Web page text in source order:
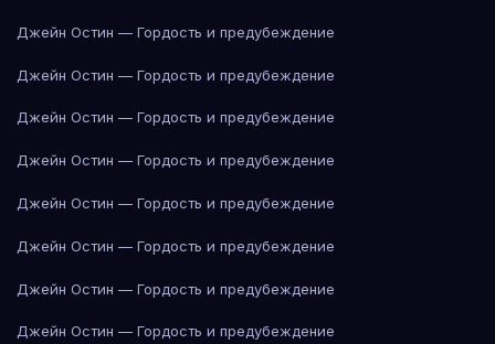
Джейн Остин — Гордость и предубеждение
Джейн Остин — Гордость и предубеждение
Джейн Остин — Гордость и предубеждение
Джейн Остин — Гордость и предубеждение
Джейн Остин — Гордость и предубеждение
Джейн Остин — Гордость и предубеждение
Джейн Остин — Гордость и предубеждение
Джейн Остин — Гордость и предубеждение